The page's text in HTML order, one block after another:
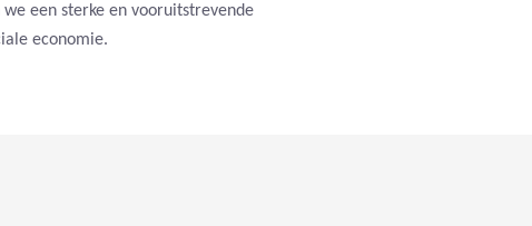
een sterke en vooruitstrevende
economie.